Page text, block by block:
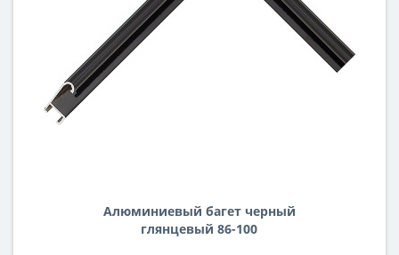
Алюминиевый багет черный
глянцевый 86-100